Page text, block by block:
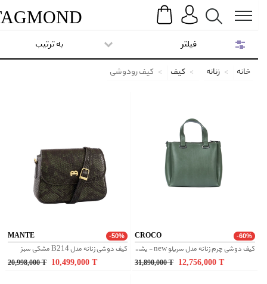
Search
TAGMOND
به ترتیب
خانه زنانه کیف کیف رودوشی
MANTE -50%
کیف دوشی زنانه مدل B214 مشکی سبز
20,998,000 T 10,499,000
CROCO -60%
کیف دوشی چرم زنانه مدل سریلو new - یشمی
31,890,000 T 12,756,000
فیلتر